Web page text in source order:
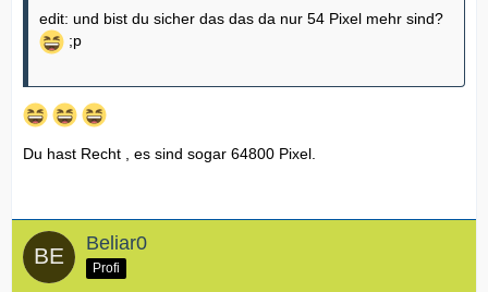
edit: und bist du sicher das das da nur 54 Pixel mehr sind?
;p
Du hast Recht , es sind sogar 64800 Pixel.
Beliar0
Profi